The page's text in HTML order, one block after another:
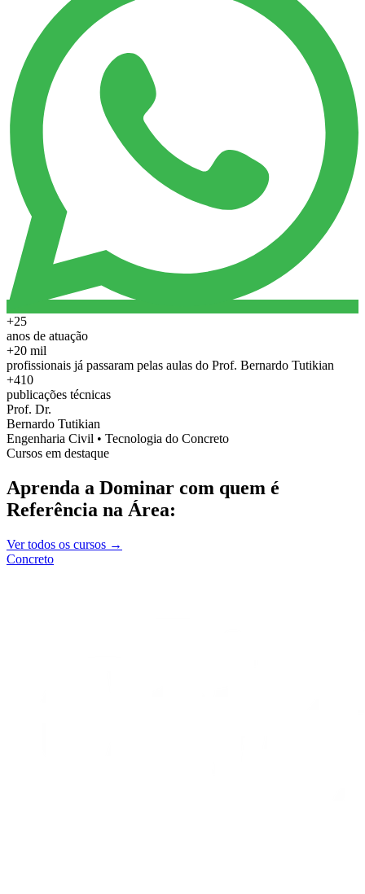
+25
anos de atuação
+20 mil
profissionais já passaram pelas aulas do Prof. Bernardo Tutikian
+410
publicações técnicas
Prof. Dr.
Bernardo Tutikian
Engenharia Civil • Tecnologia do Concreto
Cursos em destaque
Aprenda a Dominar com quem é
Referência na Área:
Ver todos os cursos →
Concreto